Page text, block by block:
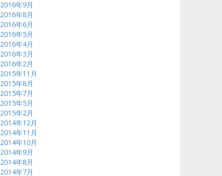
2016年9月
2016年8月
2016年6月
2016年5月
2016年4月
2016年3月
2016年2月
2015年11月
2015年8月
2015年7月
2015年5月
2015年2月
2014年12月
2014年11月
2014年10月
2014年9月
2014年8月
2014年7月